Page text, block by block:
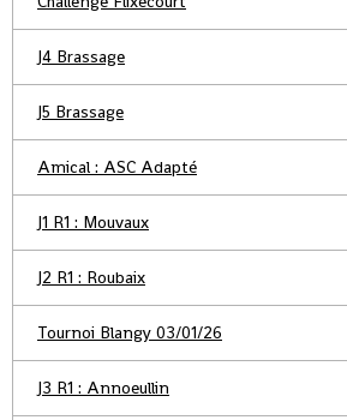
J4 Brassage
J5 Brassage
Amical : ASC Adapté
J1 R1 : Mouvaux
J2 R1 : Roubaix
Tournoi Blangy 03/01/26
J3 R1 : Annoeullin